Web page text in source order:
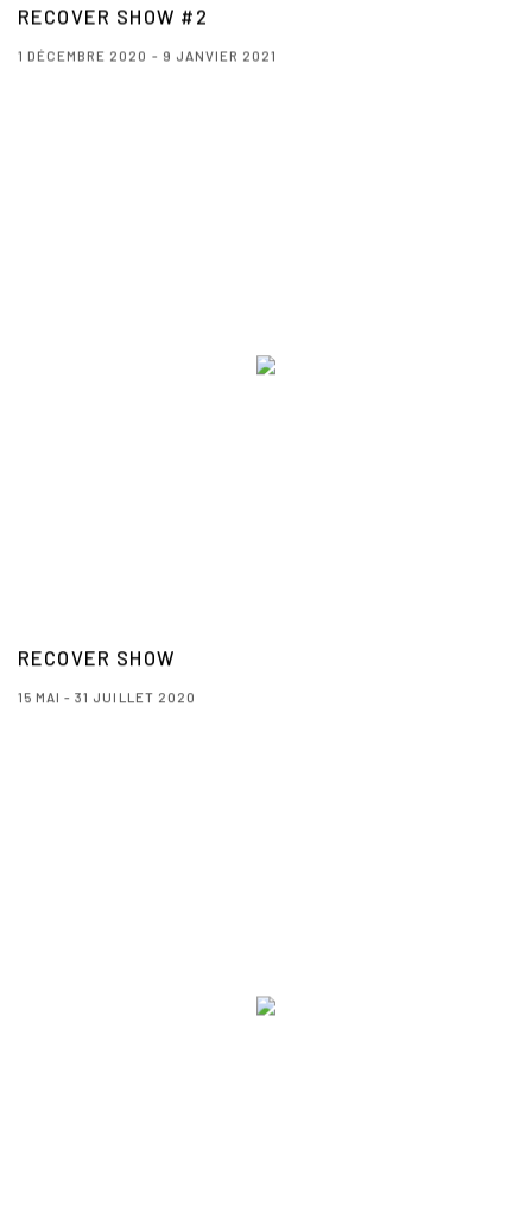
RECOVER SHOW #2
1 DÉCEMBRE 2020 - 9 JANVIER 2021
RECOVER SHOW
15 MAI - 31 JUILLET 2020